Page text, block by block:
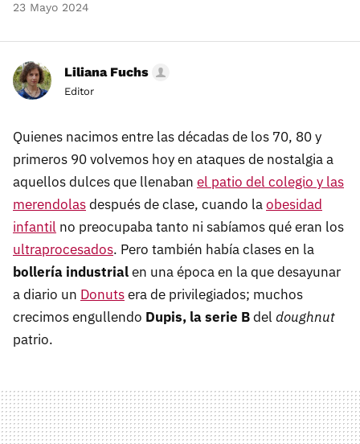
23 Mayo 2024
Liliana Fuchs
Editor
Quienes nacimos entre las décadas de los 70, 80 y
primeros 90 volvemos hoy en ataques de nostalgia a
aquellos dulces que llenaban el patio del colegio y las
merendolasdespués de clase, cuando laobesidad
infantil no preocupaba tanto ni sabíamos qué eran los
ultraprocesados. Pero también había clases en la
bollería industrialen una época en la que desayunar
a diario un Donutsera de privilegiados; muchos
crecimos engullendo Dupis, la serie Bdel doughnut
patrio.